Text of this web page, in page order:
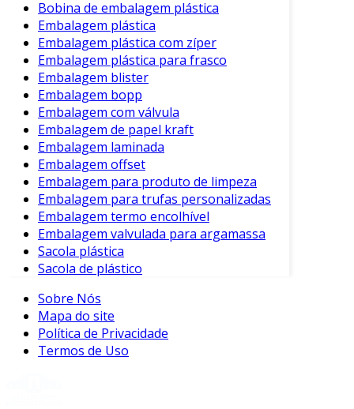
Bobina de embalagem plástica
Embalagem plástica
Embalagem plástica com zíper
Embalagem plástica para frasco
Embalagem blister
Embalagem bopp
Embalagem com válvula
Embalagem de papel kraft
Embalagem laminada
Embalagem offset
Embalagem para produto de limpeza
Embalagem para trufas personalizadas
Embalagem termo encolhível
Embalagem valvulada para argamassa
Sacola plástica
Sacola de plástico
Sobre Nós
Mapa do site
Política de Privacidade
Termos de Uso